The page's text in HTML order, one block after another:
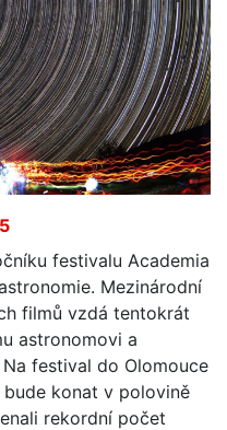
festivalu Academia
Mezinárodní
filmů vzdá tentokrát
astronomovi a
festival do Olomouce
bude konat v polovině
rekordní počet